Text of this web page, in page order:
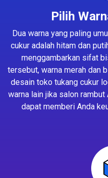
Pilih
Dua warna yang paling
cukur adalah hitam dan
menggambarkan sifat
tersebut, warna merah dan
desain toko tukang cukur
warna lain jika salon
dapat memberi Anda